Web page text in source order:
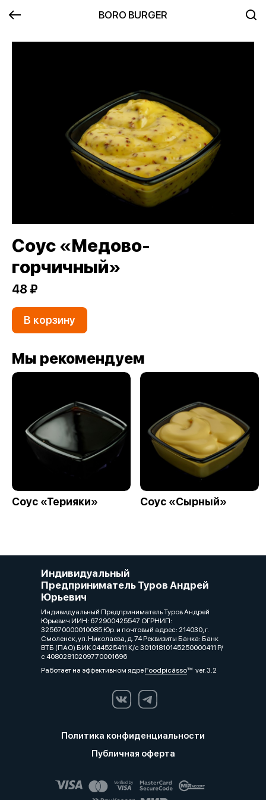
BORO BURGER
Соус «Медово-
горчичный»
48 ₽
В корзину
Мы рекомендуем
Соус «Терияки» Соус «Сырный»
Индивидуальный
Предприниматель Туров Андрей
Юрьевич
Индивидуальный Предприниматель Туров Андрей
Юрьевич ИИН: 672900425547 ОГРНИП:
325670000010085 Юр. и почтовый адрес: 214030, г.
Смоленск, ул. Николаева, д. 74 Реквизиты Банка: Банк
ВТБ (ПАО) БИК 044525411 К/с 30101810145250000411 Р/
с 40802810209770001696
Работает на эффективном ядреFoodpicássover. 3.2
Политика конфиденциальности
Публичная оферта